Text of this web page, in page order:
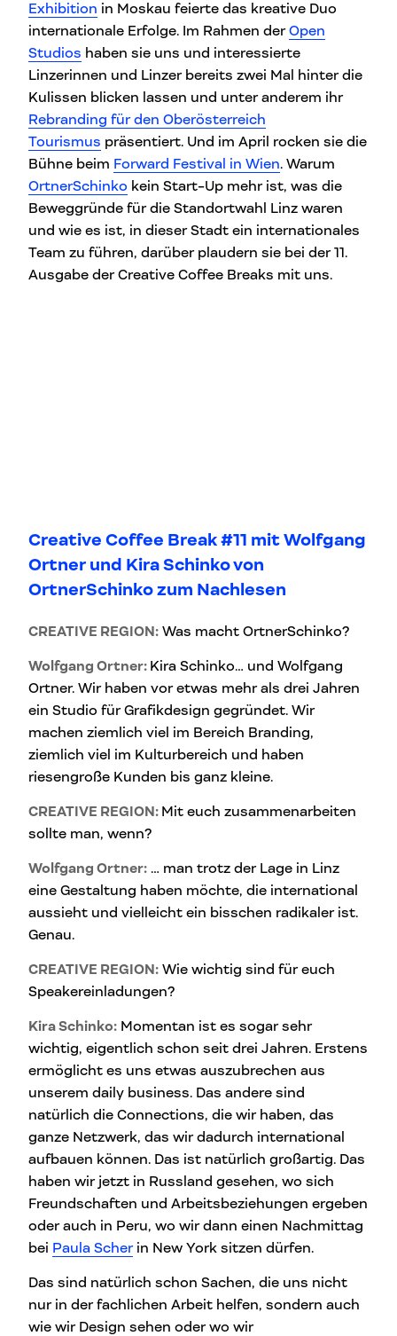
Exhibition in Moskau feierte das kreative Duo
internationale Erfolge. Im Rahmen derOpen
Studios haben sie uns und interessierte
Linzerinnen und Linzer bereits zwei Mal hinter die
Kulissen blicken lassen und unter anderem ihr
Rebranding für den Oberösterreich
Tourismus präsentiert. Und im April rocken sie die
Bühne beim Forward Festival in Wien. Warum
OrtnerSchinko kein Start-Up mehr ist, was die
Beweggründe für die Standortwahl Linz waren
und wie es ist, in dieser Stadt ein internationales
Team zu führen, darüber plaudern sie bei der 11.
Ausgabe der Creative Coffee Breaks mit uns.
Creative Coffee Break #11 mit Wolfgang
Ortner und Kira Schinko von
OrtnerSchinko zum Nachlesen
CREATIVE REGION: Was macht OrtnerSchinko?
Wolfgang Ortner: Kira Schinko… und Wolfgang
Ortner. Wir haben vor etwas mehr als drei Jahren
ein Studio für Grafikdesign gegründet. Wir
machen ziemlich viel im Bereich Branding,
ziemlich viel im Kulturbereich und haben
riesengroße Kunden bis ganz kleine.
CREATIVE REGION: Mit euch zusammenarbeiten
sollte man, wenn?
Wolfgang Ortner: … man trotz der Lage in Linz
eine Gestaltung haben möchte, die international
aussieht und vielleicht ein bisschen radikaler ist.
Genau.
CREATIVE REGION: Wie wichtig sind für euch
Speakereinladungen?
Kira Schinko: Momentan ist es sogar sehr
wichtig, eigentlich schon seit drei Jahren. Erstens
ermöglicht es uns etwas auszubrechen aus
unserem daily business. Das andere sind
natürlich die Connections, die wir haben, das
ganze Netzwerk, das wir dadurch international
aufbauen können. Das ist natürlich großartig. Das
haben wir jetzt in Russland gesehen, wo sich
Freundschaften und Arbeitsbeziehungen ergeben
oder auch in Peru, wo wir dann einen Nachmittag
bei Paula Scherin New York sitzen dürfen.
Das sind natürlich schon Sachen, die uns nicht
nur in der fachlichen Arbeit helfen, sondern auch
wie wir Design sehen oder wo wir